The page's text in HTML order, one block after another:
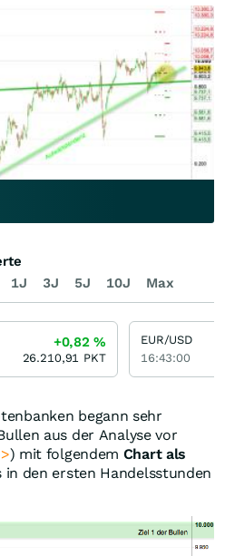
begann sehr
aus der Analyse vor
) mit folgendem Chart als
den ersten Handelsstunden
1J 3J 5J 10J Max
+0,82%
26.210,91 PKT
EUR/USD
16:43:00